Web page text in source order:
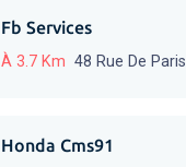
Fb Services
À 3.7 Km 48 Rue De
Honda Cms91